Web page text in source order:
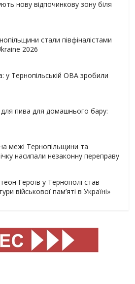
нову відпочинкову зону біля
стали півфіналістами
2026
у Тернопільській ОВА зробили
пива для домашнього бару:
межі Тернопільщини та
насипали незаконну переправу
Героїв у Тернополі став
військової пам’яті в Україні»